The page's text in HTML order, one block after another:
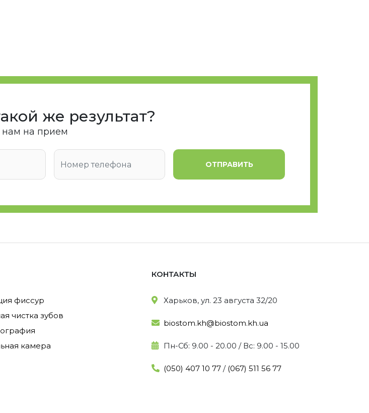
взрослым в качестве аппарата для исправления прикуса на
брекетов или другие процедуры. Для достижения желаемого
несколько лет.
пластинки на зубы
а также при наличии заболеваний зубов и десен.
санация полости рта. Очень важно, чтобы зубы были
этого зависит результат. Пациент посещает стоматолога, чтобы
будет принимать решение о целесообразности ношения
в том, что дети не обладают высоким уровнем ответственности,
Она может повредиться, поломаться или вообще потеряться.
же результат?
нам на прием
ОТПРАВИТЬ
фиссур
чистка зубов
камера
КОНТАКТЫ
Харьков, ул. 23 августа 32/20
biostom.kh@biostom.kh.ua
Пн-Сб: 9.00 - 20.00 / Вс: 9.00 - 15.00
(050) 407 10 77 / (067) 511 56 77